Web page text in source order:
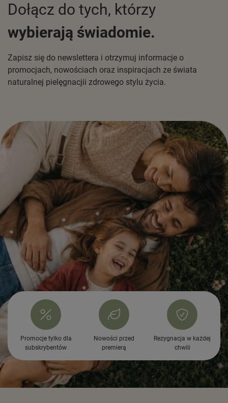
Dołącz do tych, którzy
wybierają świadomie.
Zapisz się do newslettera i otrzymuj informacje o
promocjach, nowościach oraz inspiracjach ze świata
naturalnej pielęgnacjii zdrowego stylu życia.
Promocje tylko dla
subskrybentów
Nowości przed
premierą
Rezygnacja w każdej
chwili